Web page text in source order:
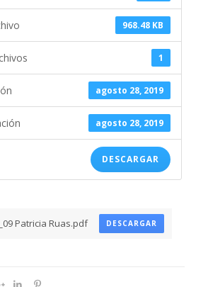
968.48 KB
1
agosto 28, 2019
agosto 28, 2019
DESCARGAR
Patricia Ruas.pdf DESCARGAR